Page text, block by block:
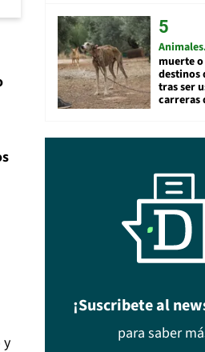
y
Animales
muerte o
destinos
tras ser
carreras
¡Suscribete al
para saber